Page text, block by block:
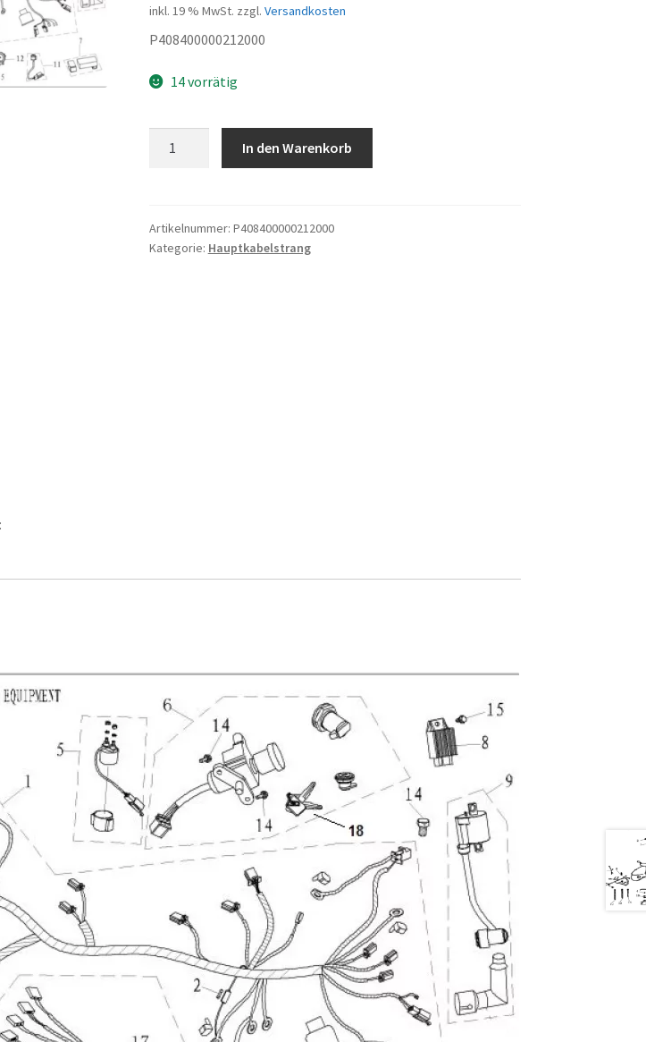
inkl. 19 % MwSt. zzgl. Versandkosten
P408400000212000
14 vorrätig
In den Warenkorb
Artikelnummer: P408400000212000
Kategorie: Hauptkabelstrang